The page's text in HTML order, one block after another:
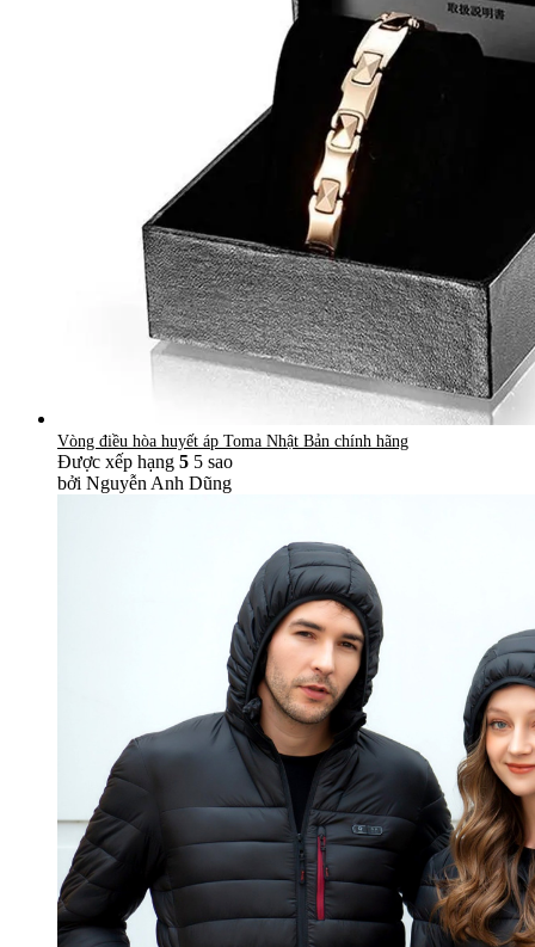
Vòng điều hòa huyết áp Toma Nhật Bản chính hãng
Được xếp hạng 5 5 sao
bởi Nguyễn Anh Dũng